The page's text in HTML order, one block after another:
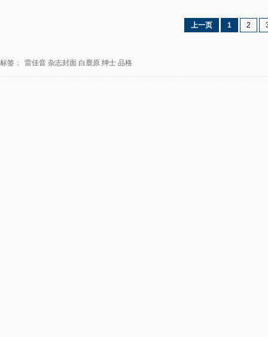
上一页 1 2
标签： 雷佳音 杂志封面 白鹿原 绅士 品格